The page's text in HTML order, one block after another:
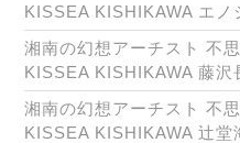
KISSEA KISHIKAWA エノ
湘南の幻想アーチスト 不
KISSEA KISHIKAWA 藤沢
湘南の幻想アーチスト 不
KISSEA KISHIKAWA 辻堂